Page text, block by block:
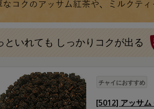
といれても しっかりコクが出る
チャイにおすすめ
[5012] アッサム